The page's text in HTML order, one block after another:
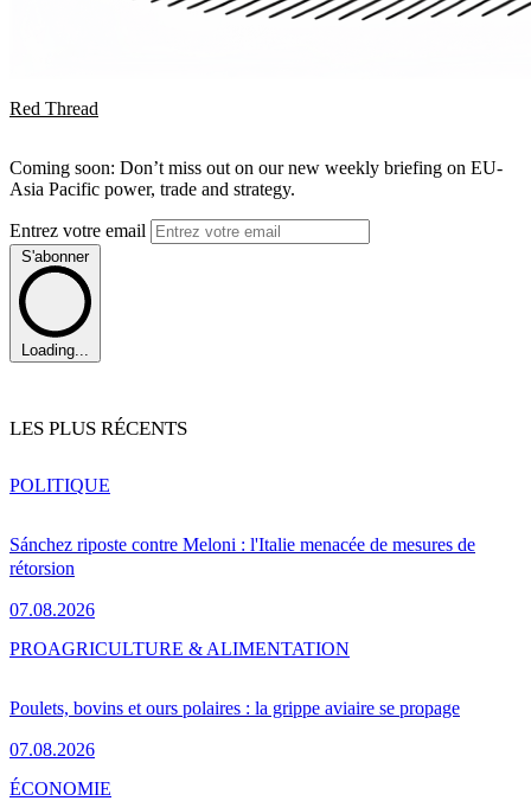
Red Thread
Coming soon: Don’t miss out on our new weekly briefing on EU-
Asia Pacific power, trade and strategy.
Entrez votre email
S'abonner
Loading...
LES PLUS RÉCENTS
Sánchez riposte contre Meloni : l'Italie menacée de mesures de
rétorsion
07.08.2026
POLITIQUE
Poulets, bovins et ours polaires : la grippe aviaire se propage
07.08.2026
PROAGRICULTURE & ALIMENTATION
ÉCONOMIE